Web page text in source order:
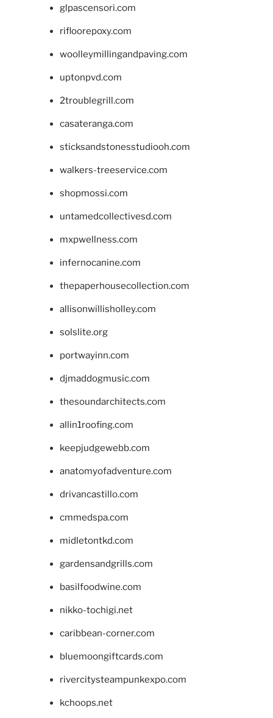
glpascensori.com
rifloorepoxy.com
woolleymillingandpaving.com
uptonpvd.com
2troublegrill.com
casateranga.com
sticksandstonesstudiooh.com
walkers-treeservice.com
shopmossi.com
untamedcollectivesd.com
mxpwellness.com
infernocanine.com
thepaperhousecollection.com
allisonwillisholley.com
solslite.org
portwayinn.com
djmaddogmusic.com
thesoundarchitects.com
allin1roofing.com
keepjudgewebb.com
anatomyofadventure.com
drivancastillo.com
cmmedspa.com
midletontkd.com
gardensandgrills.com
basilfoodwine.com
nikko-tochigi.net
caribbean-corner.com
bluemoongiftcards.com
rivercitysteampunkexpo.com
kchoops.net